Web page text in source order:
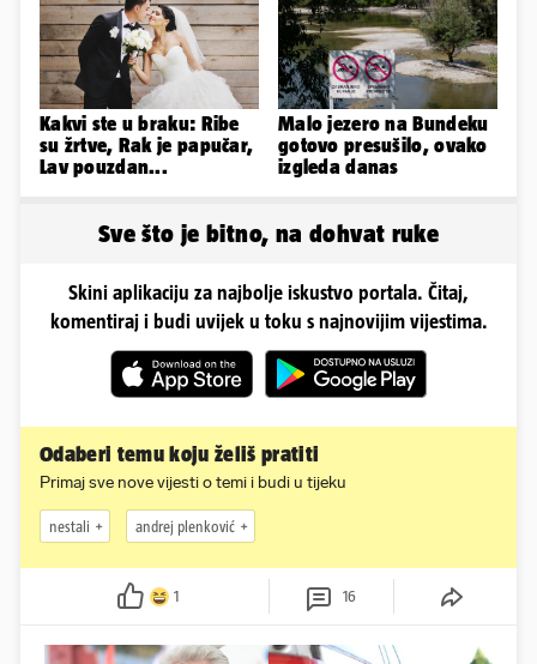
Kakvi ste u braku: Ribe
su žrtve, Rak je papučar,
Lav pouzdan...
Malo jezero na Bundeku
gotovo presušilo, ovako
izgleda danas
Sve što je bitno, na dohvat ruke
Skini aplikaciju za najbolje iskustvo portala. Čitaj,
komentiraj i budi uvijek u toku s najnovijim vijestima.
Odaberi temu koju želiš pratiti
Primaj sve nove vijesti o temi i budi u tijeku
nestali andrej plenković
1 16